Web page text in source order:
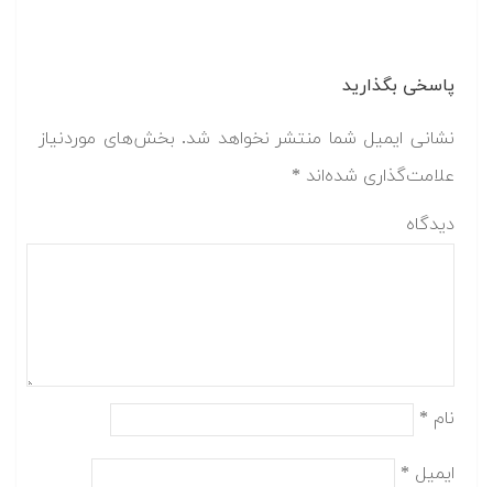
پاسخی بگذارید
نشانی ایمیل شما منتشر نخواهد شد. بخش‌های موردنیاز
علامت‌گذاری شده‌اند *
دیدگاه
نام *
ایمیل *